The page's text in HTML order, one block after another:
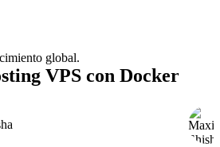
VPS con Docker